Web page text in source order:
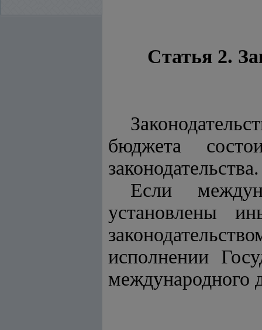
Статья 2.
бюджета
законодательства.
Если
установлены
исполнении
международного